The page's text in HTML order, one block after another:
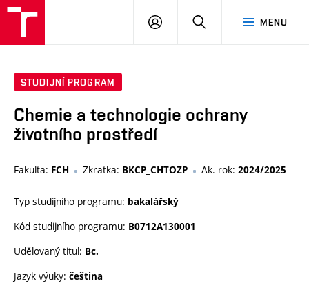
MENU
PŘIHLÁSIT
STUDIJNÍ PROGRAM
Chemie a technologie ochrany
životního prostředí
Fakulta: FCH Zkratka: BKCP_CHTOZP Ak. rok: 2024/2025
Typ studijního programu: bakalářský
Kód studijního programu: B0712A130001
Udělovaný titul: Bc.
Jazyk výuky: čeština